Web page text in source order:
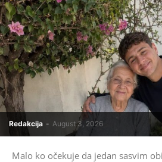
Redakcija - August 3, 2026
Malo ko očekuje da jedan sasvim